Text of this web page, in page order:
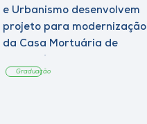
e Urbanismo desenvolvem
projeto para modernização
da Casa Mortuária de
Graduação